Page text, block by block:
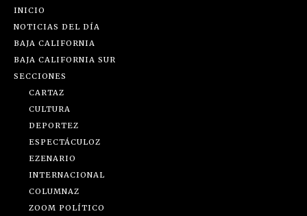
INICIO
NOTICIAS DEL DÍA
BAJA CALIFORNIA
BAJA CALIFORNIA SUR
SECCIONES
CARTAZ
CULTURA
DEPORTEZ
ESPECTÁCULOZ
EZENARIO
INTERNACIONAL
COLUMNAZ
ZOOM POLÍTICO